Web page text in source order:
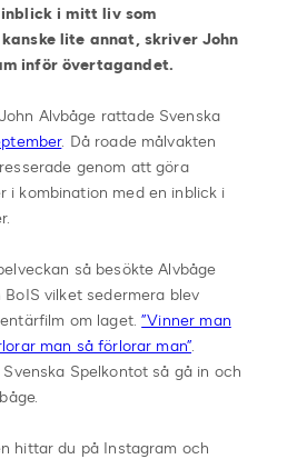
i mitt liv som
lite annat, skriver John
inför övertagandet.
Alvbåge rattade Svenska
. Då roade målvakten
genom att göra
i kombination med en inblick i
så besökte Alvbåge
vilket sedermera blev
om laget.”Vinner man
man så förlorar man”.
Spelkontot så gå in och
hittar du på Instagram och